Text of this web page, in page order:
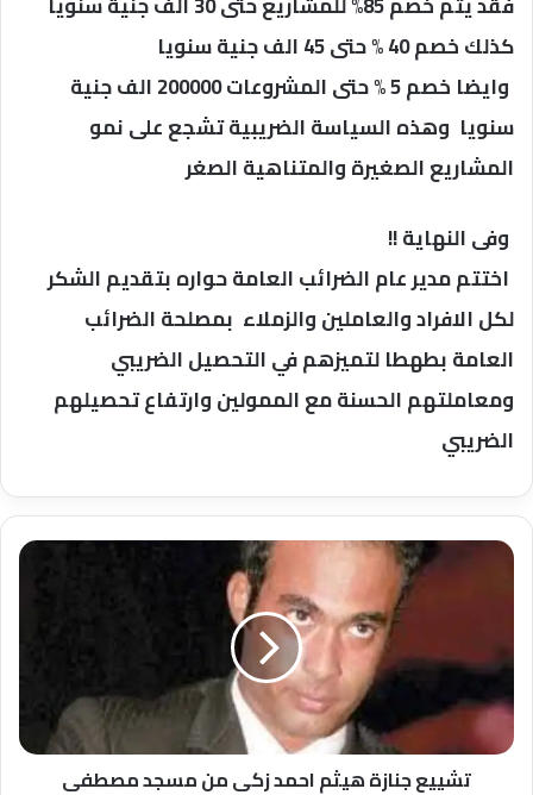
كذلك خصم 40 % حتى 45 الف جنية سنويا
وايضا خصم 5 % حتى المشروعات 200000 الف جنية
سنويا وهذه السياسة الضريبية تشجع على نمو
المشاريع الصغيرة والمتناهية الصغر
وفى النهاية !!
اختتم مدير عام الضرائب العامة حواره بتقديم الشكر
لكل الافراد والعاملين والزملاء بمصلحة الضرائب
العامة بطهطا لتميزهم في التحصيل الضريبي
ومعاملتهم الحسنة مع الممولين وارتفاع تحصيلهم
الضريبي
تشييع
زكى
من
مسجد
مصطفى
محمود
بالمهندسينتشييع جنازة هيثم احمد زكى من مسجد مصطفى